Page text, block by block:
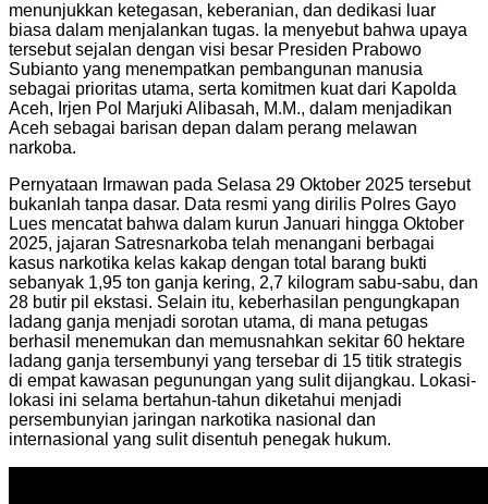
menunjukkan ketegasan, keberanian, dan dedikasi luar
biasa dalam menjalankan tugas. Ia menyebut bahwa upaya
tersebut sejalan dengan visi besar Presiden Prabowo
Subianto yang menempatkan pembangunan manusia
sebagai prioritas utama, serta komitmen kuat dari Kapolda
Aceh, Irjen Pol Marjuki Alibasah, M.M., dalam menjadikan
Aceh sebagai barisan depan dalam perang melawan
narkoba.
Pernyataan Irmawan pada Selasa 29 Oktober 2025 tersebut
bukanlah tanpa dasar. Data resmi yang dirilis Polres Gayo
Lues mencatat bahwa dalam kurun Januari hingga Oktober
2025, jajaran Satresnarkoba telah menangani berbagai
kasus narkotika kelas kakap dengan total barang bukti
sebanyak 1,95 ton ganja kering, 2,7 kilogram sabu-sabu, dan
28 butir pil ekstasi. Selain itu, keberhasilan pengungkapan
ladang ganja menjadi sorotan utama, di mana petugas
berhasil menemukan dan memusnahkan sekitar 60 hektare
ladang ganja tersembunyi yang tersebar di 15 titik strategis
di empat kawasan pegunungan yang sulit dijangkau. Lokasi-
lokasi ini selama bertahun-tahun diketahui menjadi
persembunyian jaringan narkotika nasional dan
internasional yang sulit disentuh penegak hukum.